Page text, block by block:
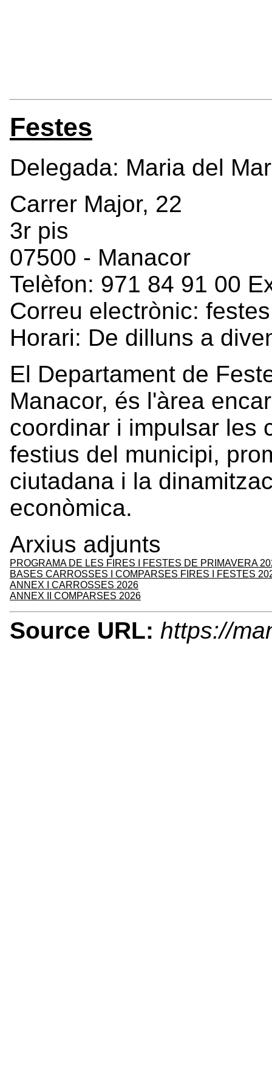
Festes
Delegada: Maria del
Carrer Major, 22
3r pis
07500 - Manacor
Telèfon: 971 84 91 00
Correu electrònic:
Horari: De dilluns a
El Departament de
Manacor, és l'àrea
coordinar i impulsar les
festius del municipi,
ciutadana i la
econòmica.
Arxius adjunts
PROGRAMA DE LES FIRES I FESTES DE PRIMAVERA
BASES CARROSSES I COMPARSES FIRES I FESTES
ANNEX I CARROSSES 2026
ANNEX II COMPARSES 2026
Source URL: https://